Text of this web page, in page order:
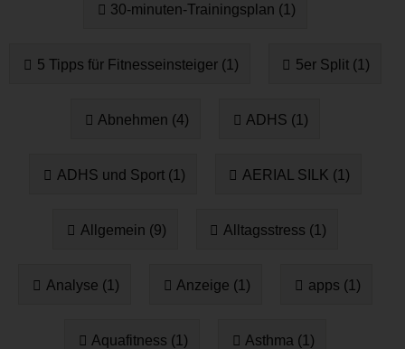
30-minuten-Trainingsplan (1)
5 Tipps für Fitnesseinsteiger (1) 5er Split (1)
Abnehmen (4) ADHS (1)
ADHS und Sport (1) AERIAL SILK (1)
Allgemein (9) Alltagsstress (1)
Analyse (1) Anzeige (1) apps (1)
Aquafitness (1) Asthma (1)